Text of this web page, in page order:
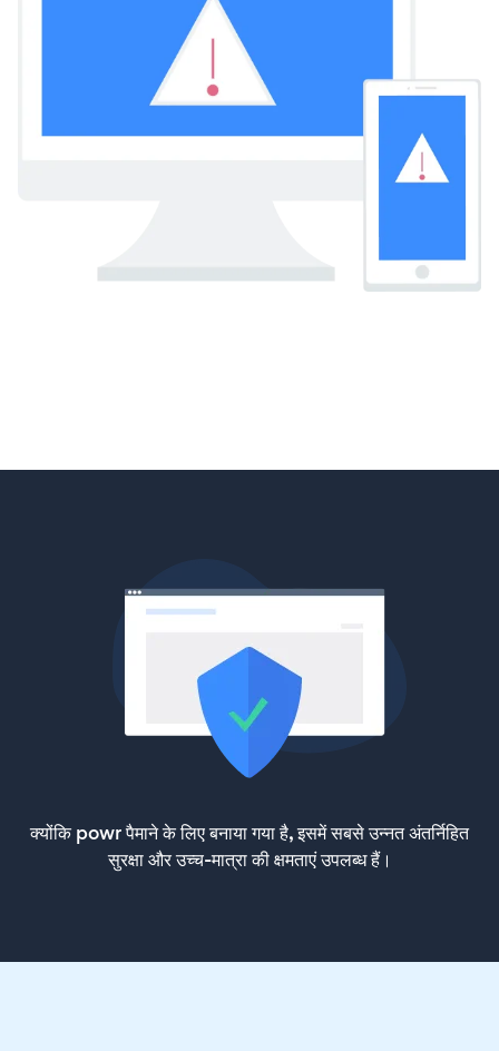
क्योंकि powr पैमाने के लिए बनाया गया है, इसमें सबसे उन्नत अंतर्निहित
सुरक्षा और उच्च-मात्रा की क्षमताएं उपलब्ध हैं।